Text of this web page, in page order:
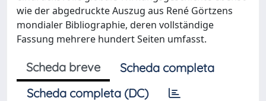
wie der abgedruckte Auszug aus René Görtzens
mondialer Bibliographie, deren vollständige
Fassung mehrere hundert Seiten umfasst.
Scheda breve
Scheda completa
Scheda completa (DC)